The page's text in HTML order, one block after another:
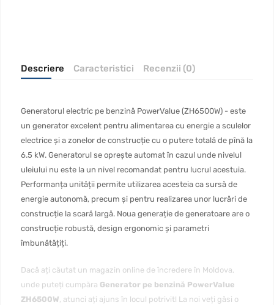
Descriere Caracteristici Recenzii (0)
Generatorul electric pe benzină PowerValue (ZH6500W) - este
un generator excelent pentru alimentarea cu energie a sculelor
electrice și a zonelor de construcție cu o putere totală de pînă la
6.5 kW. Generatorul se oprește automat în cazul unde nivelul
uleiului nu este la un nivel recomandat pentru lucrul acestuia.
Performanța unității permite utilizarea acesteia ca sursă de
energie autonomă, precum și pentru realizarea unor lucrări de
construcție la scară largă. Noua generație de generatoare are o
construcție robustă, design ergonomic și parametri
îmbunătățiți.
Dacă ați căutat un magazin online de încredere în Moldova,
unde puteți cumpăra Generator pe benzină PowerValue
ZH6500W, atunci ați ajuns în locul potrivit! La noi veți găsi o